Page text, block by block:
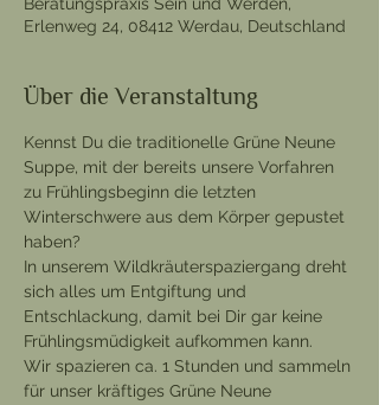
Beratungspraxis Sein und Werden,
Erlenweg 24, 08412 Werdau, Deutschland
Über die Veranstaltung
Kennst Du die traditionelle Grüne Neune
Suppe, mit der bereits unsere Vorfahren
zu Frühlingsbeginn die letzten
Winterschwere aus dem Körper gepustet
haben?
In unserem Wildkräuterspaziergang dreht
sich alles um Entgiftung und
Entschlackung, damit bei Dir gar keine
Frühlingsmüdigkeit aufkommen kann.
Wir spazieren ca. 1 Stunden und sammeln
für unser kräftiges Grüne Neune